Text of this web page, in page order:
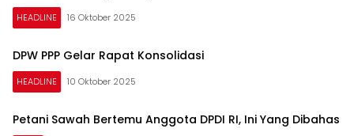
HEADLINE 16 Oktober 2025
DPW PPP Gelar Rapat Konsolidasi
HEADLINE 10 Oktober 2025
Petani Sawah Bertemu Anggota DPDI RI, Ini Yang Dibahas